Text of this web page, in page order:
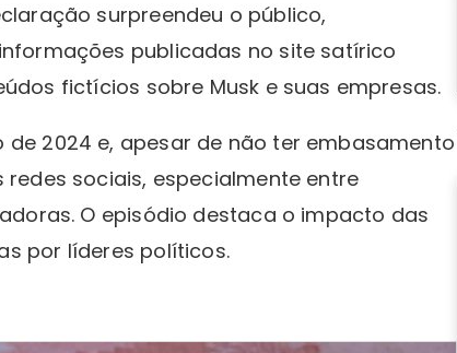
surpreendeu o público,
publicadas no site satírico
fictícios sobre Musk e suas empresas.
2024 e, apesar de não ter embasamento
sociais, especialmente entre
O episódio destaca o impacto das
por líderes políticos.